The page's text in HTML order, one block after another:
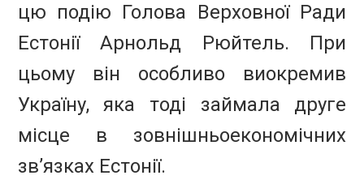
цю подію Голова Верховної Ради
Естонії Арнольд Рюйтель. При
цьому він особливо виокремив
Україну, яка тоді займала друге
місце в зовнішньоекономічних
зв’язках Естонії.